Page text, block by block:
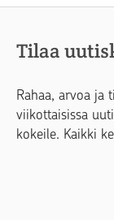
Tilaa
Rahaa, arvoa ja
viikottaisissa
kokeile. Kaikki